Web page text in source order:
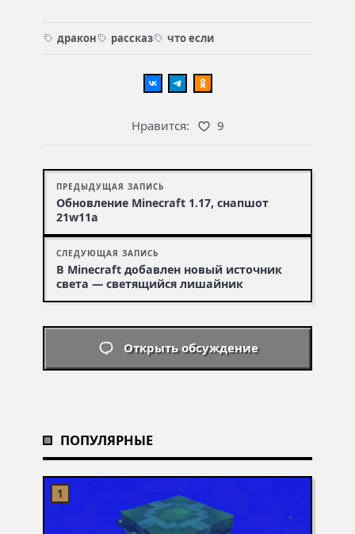
дракон рассказ что если
Нравится: 9
ПРЕДЫДУЩАЯ ЗАПИСЬ
Обновление Minecraft 1.17, снапшот
21w11a
СЛЕДУЮЩАЯ ЗАПИСЬ
В Minecraft добавлен новый источник
света — светящийся лишайник
Открыть обсуждение
ПОПУЛЯРНЫЕ